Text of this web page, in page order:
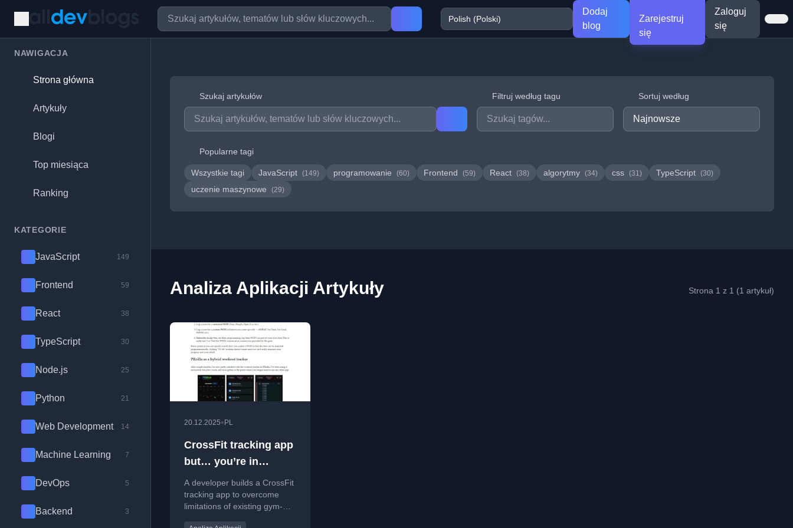
Dodaj
blog
Zarejestruj
się
Zaloguj
się
NAWIGACJA
Strona główna
Artykuły
Blogi
Top miesiąca
Ranking
KATEGORIE
JavaScript 149
Frontend 59
React 38
TypeScript 30
Node.js 25
Python 21
Web Development 14
Machine Learning 7
DevOps 5
Backend 3
Szukaj artykułów Filtruj według tagu Sortuj według
Popularne tagi
Wszystkie tagi JavaScript (149) programowanie (60) Frontend (59) React (38) algorytmy (34) css (31) TypeScript (30)
uczenie maszynowe (29)
Analiza Aplikacji Artykuły Strona 1 z 1 (1 artykuł)
20.12.2025• PL
CrossFit tracking app
but… you’re in
control?
A developer builds a CrossFit
tracking app to overcome
limitations of existing gym-